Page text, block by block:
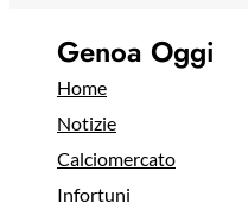
Genoa Oggi
Home
Notizie
Calciomercato
Infortuni